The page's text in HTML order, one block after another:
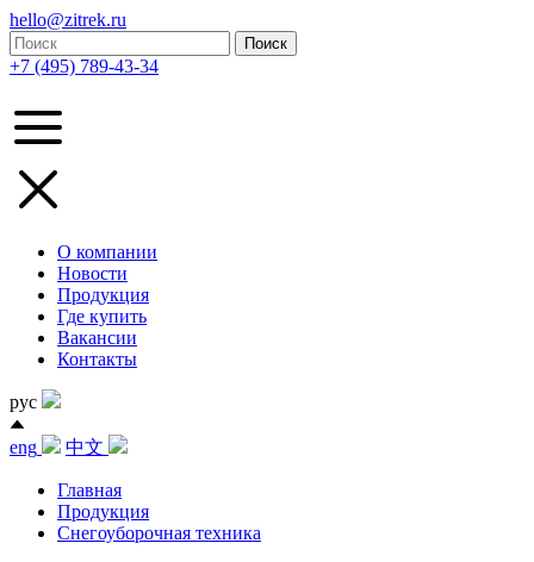
hello@zitrek.ru
+7 (495) 789-43-34
О компании
Новости
Продукция
Где купить
Вакансии
Контакты
рус
eng 中文
Главная
Продукция
Снегоуборочная техника